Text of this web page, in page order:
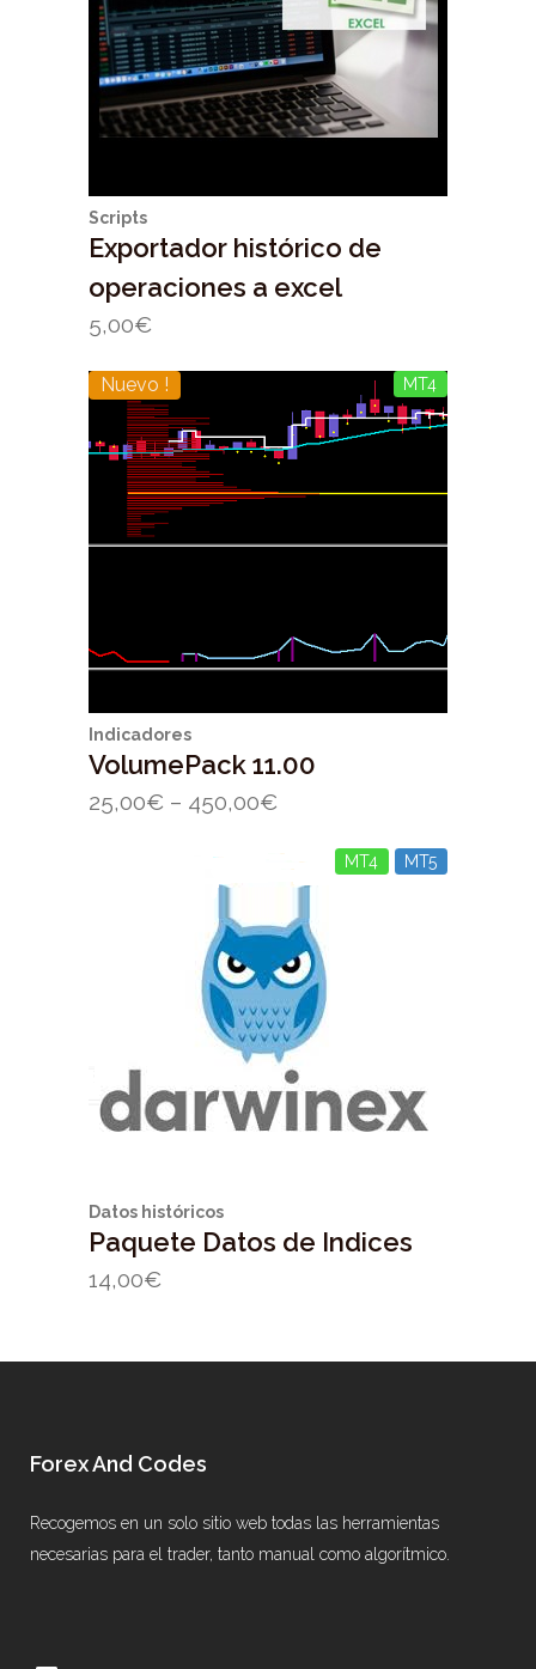
Scripts
Exportador histórico de
operaciones a excel
5,00€
Nuevo ! MT4
Indicadores
VolumePack 11.00
25,00€ – 450,00€
MT4 MT5
Datos históricos
Paquete Datos de Indices
14,00€
Forex And Codes
Recogemos en un solo sitio web todas las herramientas
necesarias para el trader, tanto manual como algorítmico.